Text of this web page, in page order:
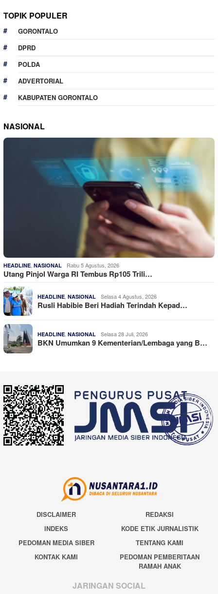
TOPIK POPULER
GORONTALO
DPRD
POLDA
ADVERTORIAL
KABUPATEN GORONTALO
NASIONAL
HEADLINE NASIONAL Rabu 5 Agustus, 2026
Utang Pinjol Warga RI Tembus Rp105 Trili…
HEADLINE NASIONAL Selasa 4 Agustus, 2026
Rusli Habibie Beri Hadiah Terindah Kepad…
HEADLINE NASIONAL Selasa 28 Juli, 2026
BKN Umumkan 9 Kementerian/Lembaga yang B…
DISCLAIMER
REDAKSI
INDEKS
KODE ETIK JURNALISTIK
PEDOMAN MEDIA SIBER
TENTANG KAMI
KONTAK KAMI
PEDOMAN PEMBERITAAN
RAMAH ANAK
JARINGAN SOCIAL